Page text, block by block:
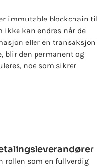
immutable blockchain til
ikke kan endres når de
eller en transaksjon
blir den permanent og
noe som sikrer
rollen som en fullverdig